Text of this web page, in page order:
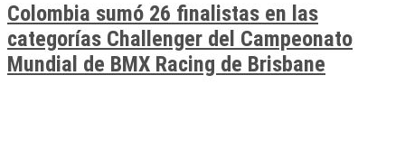
Colombia sumó 26 finalistas en las
categorías Challenger del Campeonato
Mundial de BMX Racing de Brisbane